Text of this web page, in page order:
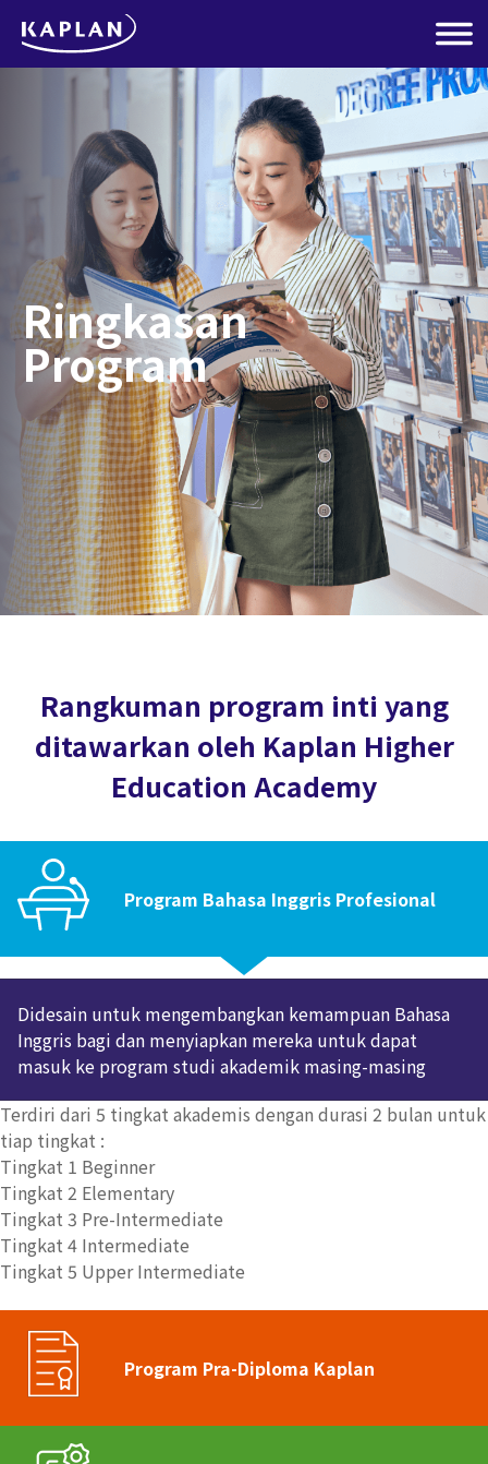
Ringkasan
Program
Rangkuman program inti yang
ditawarkan oleh Kaplan Higher
Education Academy
Program Bahasa Inggris Profesional
Didesain untuk mengembangkan kemampuan Bahasa
Inggris bagi dan menyiapkan mereka untuk dapat
masuk ke program studi akademik masing-masing
Terdiri dari 5 tingkat akademis dengan durasi 2 bulan untuk
tiap tingkat :
Tingkat 1 Beginner
Tingkat 2 Elementary
Tingkat 3 Pre-Intermediate
Tingkat 4 Intermediate
Tingkat 5 Upper Intermediate
Program Pra-Diploma Kaplan